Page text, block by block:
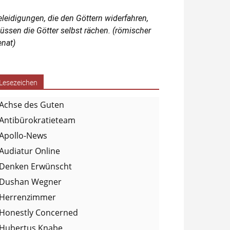
die den Göttern widerfahren,
die Götter selbst rächen. (römischer
Lesezeichen
des Guten
News
Online
Denken Erwünscht
Dushan Wegner
Herrenzimmer
Honestly Concerned